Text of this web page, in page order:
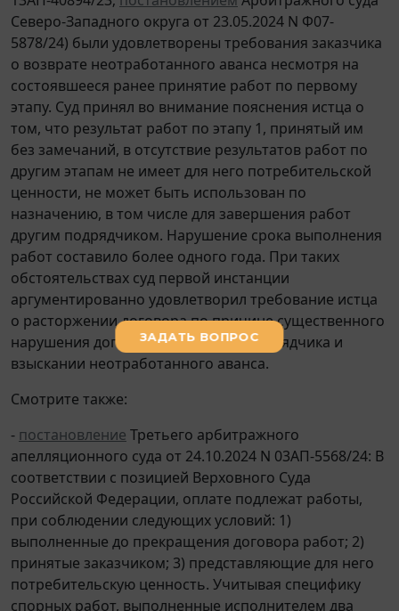
Северо-Западного округа от 23.05.2024 N Ф07-
5878/24) были удовлетворены требования заказчика
о возврате неотработанного аванса несмотря на
состоявшееся ранее принятие работ по первому
этапу. Суд принял во внимание пояснения истца о
том, что результат работ по этапу 1, принятый им
без замечаний, в отсутствие результатов работ по
другим этапам не имеет для него потребительской
ценности, не может быть использован по
назначению, в том числе для завершения работ
другим подрядчиком. Нарушение срока выполнения
работ составило более одного года. При таких
обстоятельствах суд первой инстанции
аргументированно удовлетворил требование истца
о расторжении договора по причине существенного
нарушения договора со стороны подрядчика и
взыскании неотработанного аванса.
Смотрите также:
- постановление Третьего арбитражного
апелляционного суда от 24.10.2024 N 03АП-5568/24: В
соответствии с позицией Верховного Суда
Российской Федерации, оплате подлежат работы,
при соблюдении следующих условий: 1)
выполненные до прекращения договора работ; 2)
принятые заказчиком; 3) представляющие для него
потребительскую ценность. Учитывая специфику
спорных работ, выполненные исполнителем два